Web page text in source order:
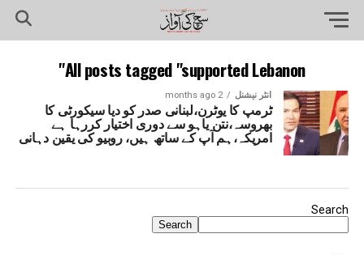
All posts tagged "supported Lebanon"
انٹر نیشنل 2 months ago
ٹرمپ کا یوٹرن،لبنانی صدر کو دیا سیکورٹی کا
بھروسہ،نتن یاہو سے دوری اختیار کررہا ہے
امریکہ،ہم آپ کے ساتھ ہیں، روبیو کی یقین دہانی
Search
Search